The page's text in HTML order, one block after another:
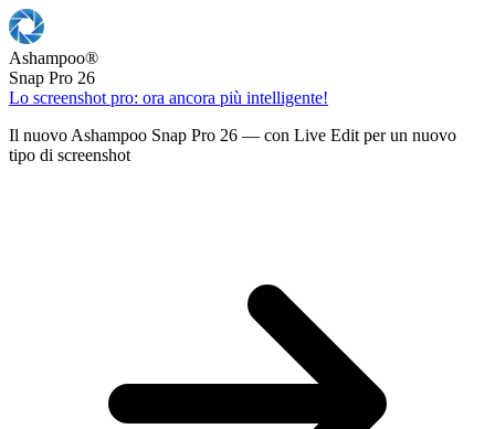
Ashampoo®
Snap Pro 26
Lo screenshot pro: ora ancora più intelligente!
Il nuovo Ashampoo Snap Pro 26 — con Live Edit per un nuovo
tipo di screenshot